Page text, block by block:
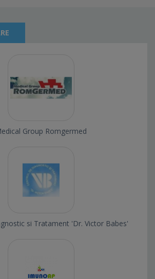
Group Romgermed
si Tratament 'Dr. Victor Babes'